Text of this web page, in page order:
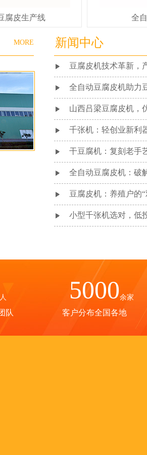
腐皮生产线 全
新闻中心
豆腐皮机技术革新，
全自动豆腐皮机助力
山西吕梁豆腐皮机，
千张机：轻创业新利
干豆腐机：复刻老手
全自动豆腐皮机：破
豆腐皮机：养殖户的
小型千张机选对，低
MORE
队
5000余家
客户分布全国各地